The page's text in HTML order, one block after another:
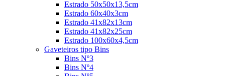
Estrado 50x50x13,5cm
Estrado 60x40x3cm
Estrado 41x82x13cm
Estrado 41x82x25cm
Estrado 100x60x4,5cm
Gaveteiros tipo Bins
Bins Nº3
Bins Nº4